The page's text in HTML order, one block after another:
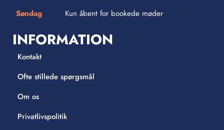
Søndag
Kun åbent for bookede møder
INFORMATION
Kontakt
Ofte stillede spørgsmål
Om os
Privatlivspolitik